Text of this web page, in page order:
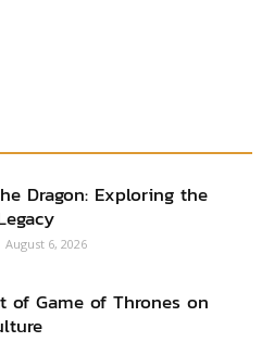
Dragon: Exploring the
August 6, 2026
of Game of Thrones on